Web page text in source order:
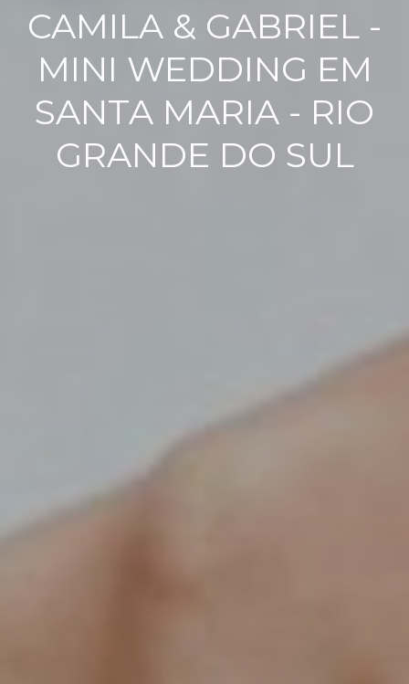
CAMILA & GABRIEL -
MINI WEDDING EM
SANTA MARIA - RIO
GRANDE DO SUL